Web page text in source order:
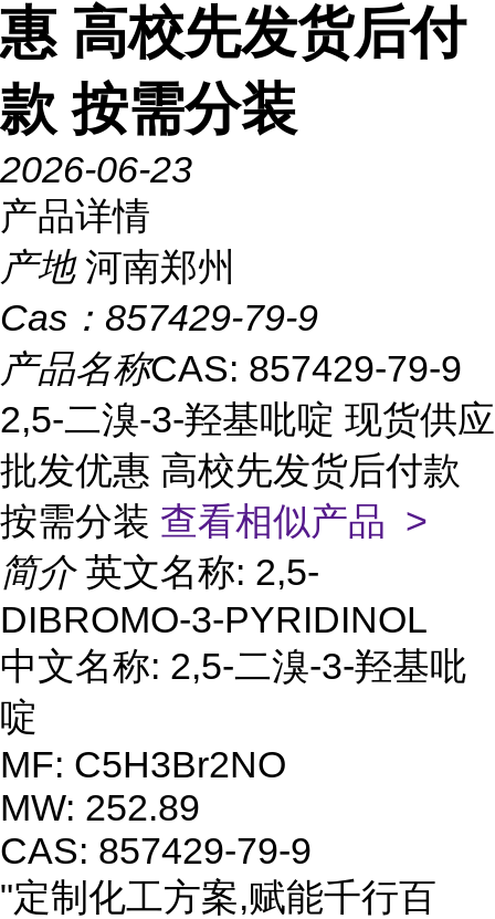
惠 高校先发货后付
款 按需分装
2026-06-23
产品详情
产地 河南郑州
Cas： 857429-79-9
产品名称CAS: 857429-79-9
2,5-二溴-3-羟基吡啶 现货供应
批发优惠 高校先发货后付款
按需分装 查看相似产品 >
简介 英文名称: 2,5-
DIBROMO-3-PYRIDINOL
中文名称: 2,5-二溴-3-羟基吡
啶
MF: C5H3Br2NO
MW: 252.89
CAS: 857429-79-9
"定制化工方案,赋能千行百